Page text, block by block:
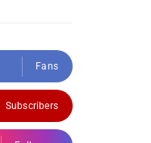
Fans
Subscribers